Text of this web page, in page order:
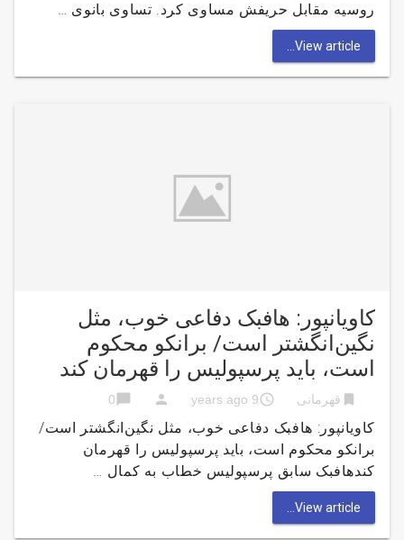
روسیه مقابل حریفش مساوی کرد. تساوی بانوی …
View article...
کاویانپور: هافبک دفاعی خوب، مثل
نگین‌انگشتر است/ برانکو محکوم
است، باید پرسپولیس را قهرمان کند
bookmark قهرمانی access_time
9 years ago
person
chat_bubble
0
کاویانپور: هافبک دفاعی خوب، مثل نگین‌انگشتر است/
برانکو محکوم است، باید پرسپولیس را قهرمان
کندهافبک سابق پرسپولیس خطاب به کمال …
View article...